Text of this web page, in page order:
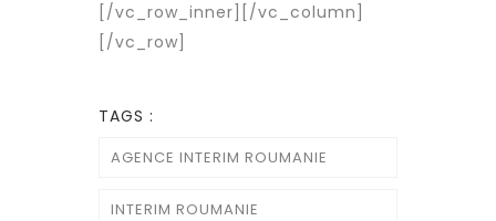
[/vc_row_inner][/vc_column]
[/vc_row]
TAGS :
AGENCE INTERIM ROUMANIE
INTERIM ROUMANIE